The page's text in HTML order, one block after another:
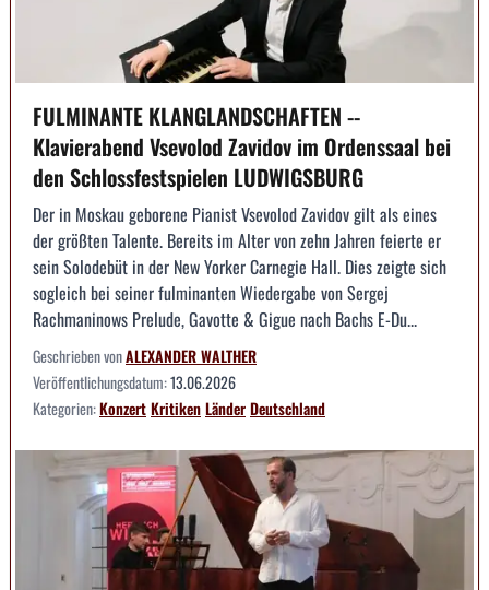
FULMINANTE KLANGLANDSCHAFTEN --
Klavierabend Vsevolod Zavidov im Ordenssaal bei
den Schlossfestspielen LUDWIGSBURG
Der in Moskau geborene Pianist Vsevolod Zavidov gilt als eines
der größten Talente. Bereits im Alter von zehn Jahren feierte er
sein Solodebüt in der New Yorker Carnegie Hall. Dies zeigte sich
sogleich bei seiner fulminanten Wiedergabe von Sergej
Rachmaninows Prelude, Gavotte & Gigue nach Bachs E-Du...
Geschrieben vonALEXANDER WALTHER
Veröffentlichungsdatum:13.06.2026
Kategorien:KonzertKritikenLänderDeutschland